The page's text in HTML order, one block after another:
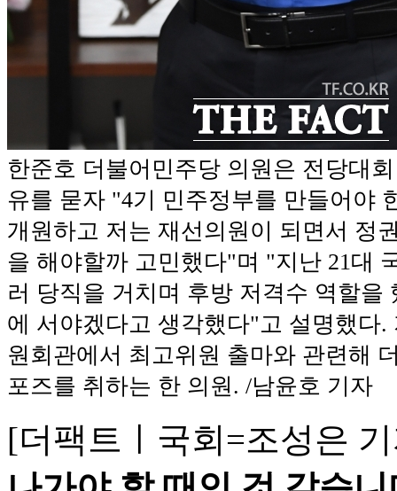
한준호 더불어민주당 의원은 전당대
유를 묻자 "4기 민주정부를 만들어야
개원하고 저는 재선의원이 되면서 정
을 해야할까 고민했다"며 "지난 21대
러 당직을 거치며 후방 저격수 역할을
에 서야겠다고 생각했다"고 설명했다.
원회관에서 최고위원 출마와 관련해
포즈를 취하는 한 의원. /남윤호 기자
[더팩트ㅣ국회=조성은